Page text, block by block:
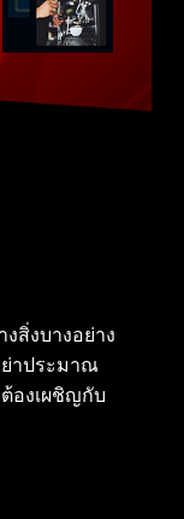
สิ่งบางอย่าง
าประมาณ
องเผชิญกับ